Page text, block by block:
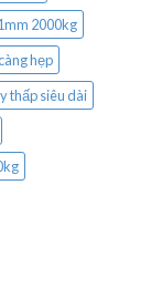
2000kg
hẹp
thấp siêu dài